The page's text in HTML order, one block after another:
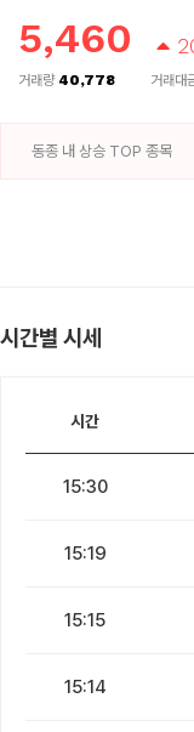
5,460
거래량 40,778 거래대
동종 내 상승 TOP 종목